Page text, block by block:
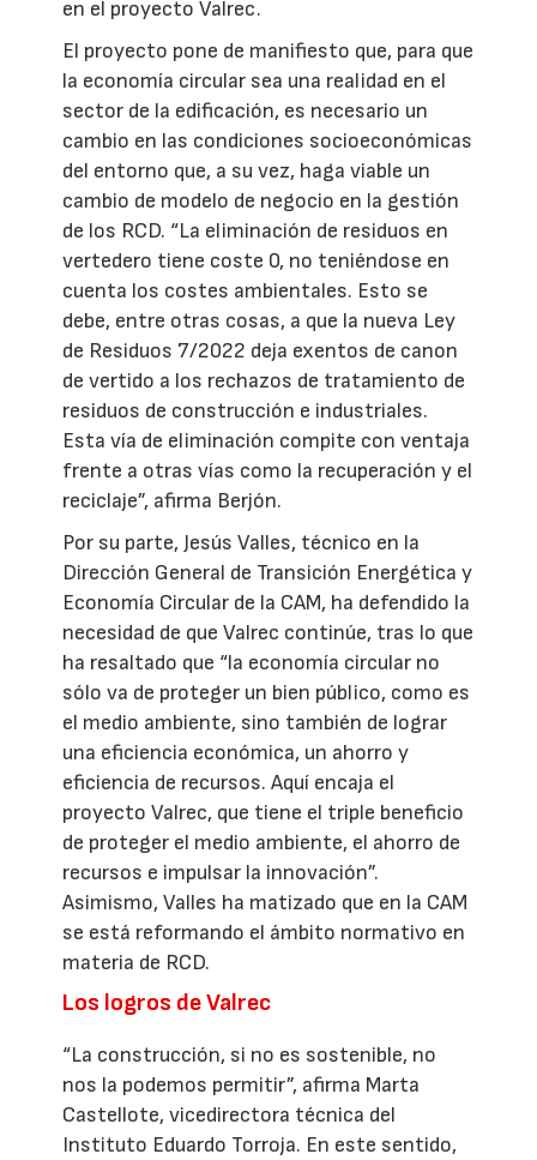
en el proyecto Valrec.
El proyecto pone de manifiesto que, para que
la economía circular sea una realidad en el
sector de la edificación, es necesario un
cambio en las condiciones socioeconómicas
del entorno que, a su vez, haga viable un
cambio de modelo de negocio en la gestión
de los RCD. “La eliminación de residuos en
vertedero tiene coste 0, no teniéndose en
cuenta los costes ambientales. Esto se
debe, entre otras cosas, a que la nueva Ley
de Residuos 7/2022 deja exentos de canon
de vertido a los rechazos de tratamiento de
residuos de construcción e industriales.
Esta vía de eliminación compite con ventaja
frente a otras vías como la recuperación y el
reciclaje”, afirma Berjón.
Por su parte, Jesús Valles, técnico en la
Dirección General de Transición Energética y
Economía Circular de la CAM, ha defendido la
necesidad de que Valrec continúe, tras lo que
ha resaltado que “la economía circular no
sólo va de proteger un bien público, como es
el medio ambiente, sino también de lograr
una eficiencia económica, un ahorro y
eficiencia de recursos. Aquí encaja el
proyecto Valrec, que tiene el triple beneficio
de proteger el medio ambiente, el ahorro de
recursos e impulsar la innovación”.
Asimismo, Valles ha matizado que en la CAM
se está reformando el ámbito normativo en
materia de RCD.
Los logros de Valrec
“La construcción, si no es sostenible, no
nos la podemos permitir”, afirma Marta
Castellote, vicedirectora técnica del
Instituto Eduardo Torroja. En este sentido,